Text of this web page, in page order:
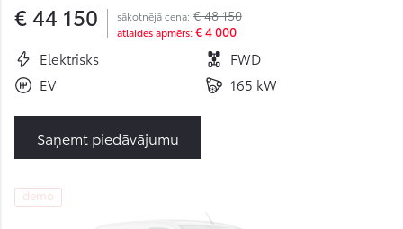
€ 44 150 sākotnējā cena: € 48 150
atlaides apmērs: € 4 000
Elektrisks
FWD
EV
165 kW
Saņemt piedāvājumu
demo